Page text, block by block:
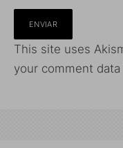
This site uses
your comment